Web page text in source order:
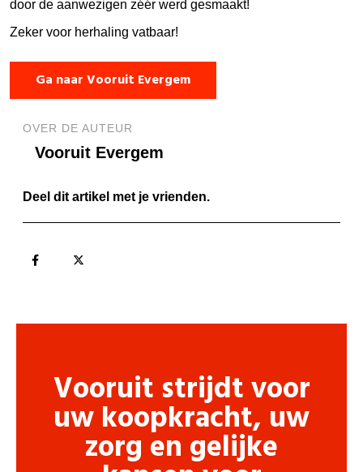
door de aanwezigen zéér werd gesmaakt!
Zeker voor herhaling vatbaar!
Ga naar Vooruit Evergem
OVER DE AUTEUR
Vooruit Evergem
Deel dit artikel met je vrienden.
Vooruit strijdt voor
uw koopkracht, uw
zorg en gelijke